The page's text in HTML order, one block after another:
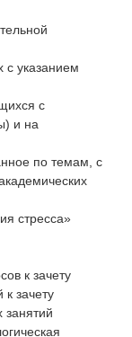
указанием
с
и на
по темам, с
стресса»
к зачету
зачету
занятий